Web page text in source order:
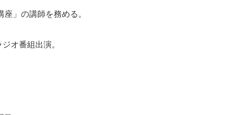
」の講師を務める。
オ番組出演。